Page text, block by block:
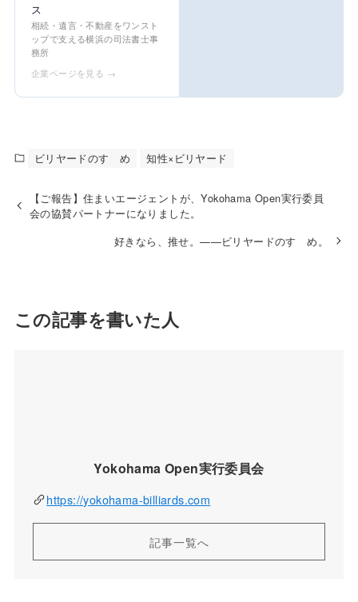
ス
相続・遺言・不動産をワンスト
ップで支える横浜の司法書士事
務所
企業ページを見る →
ビリヤードのすゝめ 知性×ビリヤード
【ご報告】住まいエージェントが、Yokohama Open実行委員
会の協賛パートナーになりました。
好きなら、推せ。——ビリヤードのすゝめ。
この記事を書いた人
Yokohama Open実行委員会
https://yokohama-billiards.com
記事一覧へ